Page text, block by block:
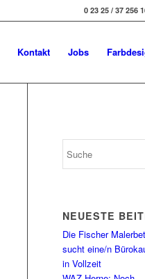
0 23 25 / 37 256
Kontakt Jobs
NEUESTE
Die Fischer
sucht eine/n
in Vollzeit